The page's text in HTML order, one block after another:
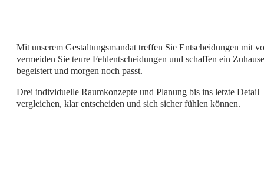
Mit unserem Gestaltungsmandat treffen Sie Entscheidungen mit
vermeiden Sie teure Fehlentscheidungen und schaffen ein
begeistert und morgen noch passt.
Drei individuelle Raumkonzepte und Planung bis ins letzte Detail
vergleichen, klar entscheiden und sich sicher fühlen können.